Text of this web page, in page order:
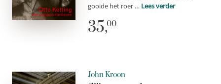
gooide het roer … Lees verder
35,00
John Kroon